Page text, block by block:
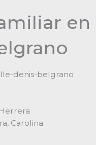
en
Carolina